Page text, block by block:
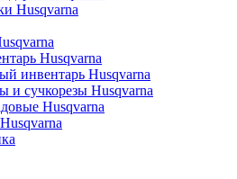
Husqvarna
Husqvarna
инвентарь Husqvarna
и сучкорезы Husqvarna
Husqvarna